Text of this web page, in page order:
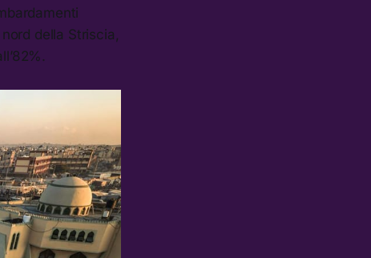
della Striscia,